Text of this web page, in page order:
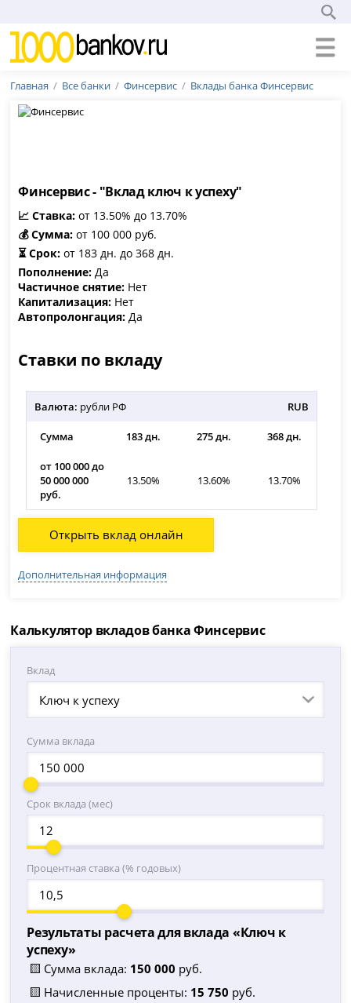
Главная Все банки Финсервис Вклады банка Финсервис
Финсервис - "Вклад ключ к успеху"
📈 Ставка: от 13.50% до 13.70%
💰 Сумма: от 100 000 руб.
⏳ Срок: от 183 дн. до 368 дн.
Пополнение: Да
Частичное снятие: Нет
Капитализация: Нет
Автопролонгация: Да
Ставки по вкладу
Валюта: рубли РФ RUB
Сумма 183 дн. 275 дн. 368 дн.
от 100 000 до
50 000 000
руб.
13.50% 13.60% 13.70%
Открыть вклад онлайн
Дополнительная информация
Калькулятор вкладов банка Финсервис
Вклад
Ключ к успеху
Сумма вклада
Срок вклада (мес)
Процентная ставка (% годовых)
Результаты расчета для вклада «Ключ к
успеху»
🟨 Сумма вклада: 150 000 руб.
🟨 Начисленные проценты: 15 750 руб.